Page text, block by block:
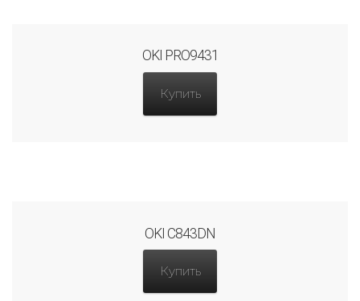
OKI PRO9431
Купить
OKI C843DN
Купить